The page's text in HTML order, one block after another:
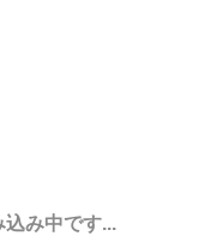
み中です...